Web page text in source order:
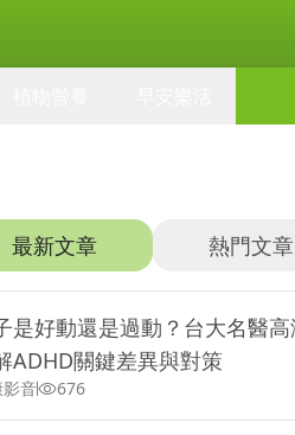
章
最新文章 熱門文章
是好動還是過動？台大名醫高
ADHD關鍵差異與對策
音 676